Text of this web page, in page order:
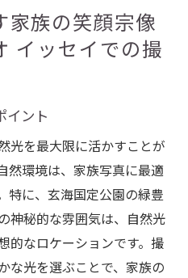
家族の笑顔宗像
イッセイでの撮
イント
光を最大限に活かすことが
然環境は、家族写真に最適
特に、玄海国定公園の緑豊
神秘的な雰囲気は、自然光
的なロケーションです。撮
な光を選ぶことで、家族の